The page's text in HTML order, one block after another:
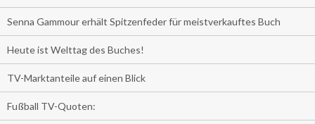
Senna Gammour erhält Spitzenfeder für meistverkauftes Buch
Heute ist Welttag des Buches!
TV-Marktanteile auf einen Blick
Fußball TV-Quoten: